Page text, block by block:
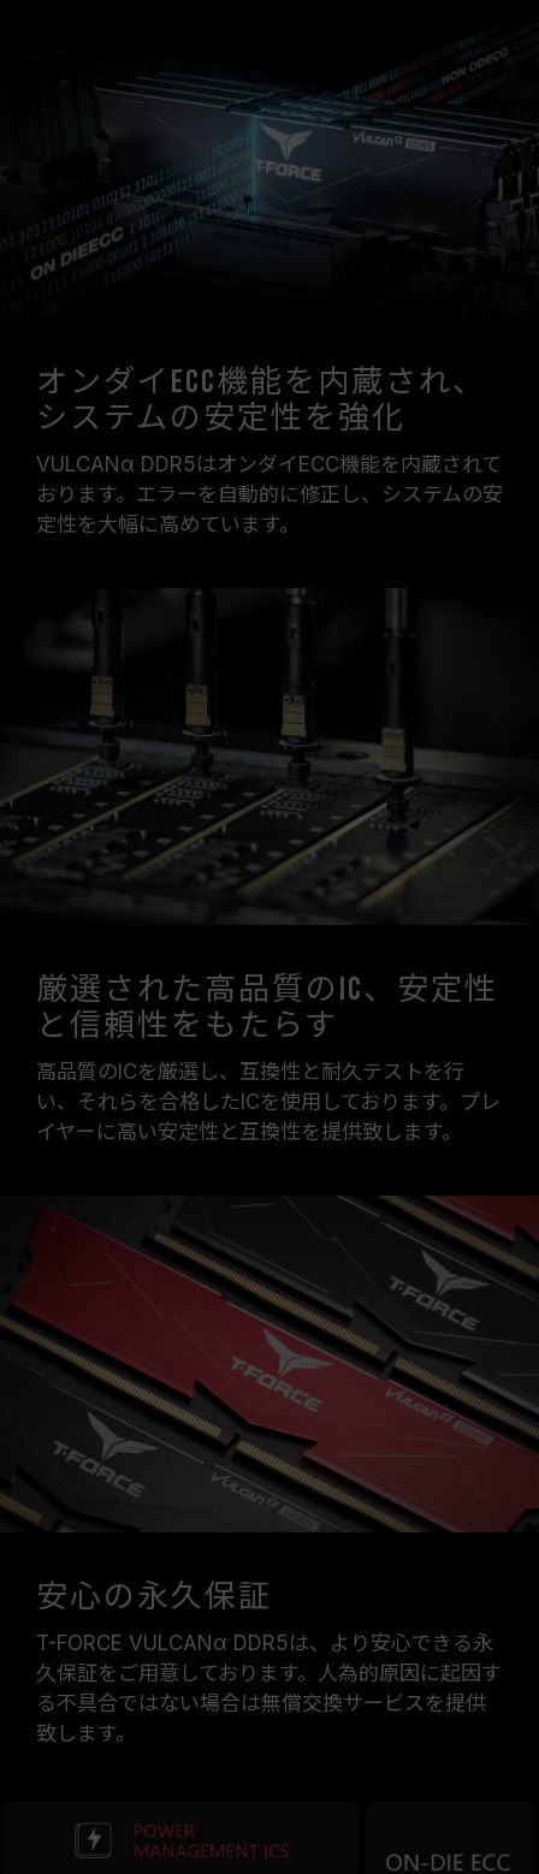
オンダイECC機能を内蔵され、
システムの安定性を強化
VULCANα DDR5はオンダイECC機能を内蔵されて
おります。エラーを自動的に修正し、システムの安
定性を大幅に高めています。
厳選された高品質のIC、安定性
と信頼性をもたらす
高品質のICを厳選し、互換性と耐久テストを行
い、それらを合格したICを使用しております。プレ
イヤーに高い安定性と互換性を提供致します。
安心の永久保証
T-FORCE VULCANα DDR5は、より安心できる永
久保証をご用意しております。人為的原因に起因す
る不具合ではない場合は無償交換サービスを提供
致します。